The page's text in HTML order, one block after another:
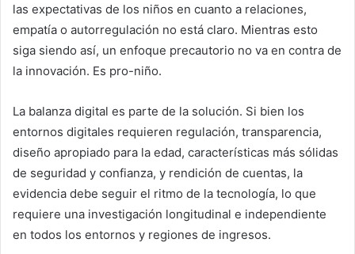
las expectativas de los niños en cuanto a relaciones,
empatía o autorregulación no está claro. Mientras esto
siga siendo así, un enfoque precautorio no va en contra de
la innovación. Es pro-niño.
La balanza digital es parte de la solución. Si bien los
entornos digitales requieren regulación, transparencia,
diseño apropiado para la edad, características más sólidas
de seguridad y confianza, y rendición de cuentas, la
evidencia debe seguir el ritmo de la tecnología, lo que
requiere una investigación longitudinal e independiente
en todos los entornos y regiones de ingresos.